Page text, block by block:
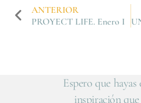
ANTERIOR
PROYECT LIFE. Enero I
Espero que
inspiración